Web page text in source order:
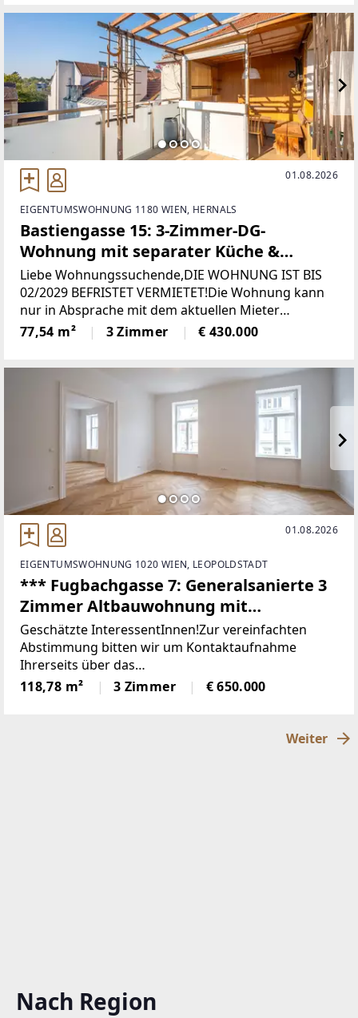
Nach Region
01.08.2026
EIGENTUMSWOHNUNG 1180 WIEN, HERNALS
Bastiengasse 15: 3-Zimmer-DG-
Wohnung mit separater Küche &
gemütlicher, sonniger Terrasse **(Bis
2029 befristet vermietet)**
Liebe Wohnungssuchende,DIE WOHNUNG IST BIS
02/2029 BEFRISTET VERMIETET!Die Wohnung kann
nur in Absprache mit dem aktuellen Mieter
Besichtigt werden.Herzlichen
Dank!***************************************
77,54 m² 3 Zimmer € 430.000
01.08.2026
EIGENTUMSWOHNUNG 1020 WIEN, LEOPOLDSTADT
*** Fugbachgasse 7: Generalsanierte 3
Zimmer Altbauwohnung mit
praktischem Grundriss und Balkon ***
Nähe Augarten ***
Geschätzte InteressentInnen!Zur vereinfachten
Abstimmung bitten wir um Kontaktaufnahme
Ihrerseits über das
Kontaktformular:www.sulek.immobilien/besichtigun
g [http://www.sulek.immobilien/besichtigung] (bitte
118,78 m² 3 Zimmer € 650.000
Weiter